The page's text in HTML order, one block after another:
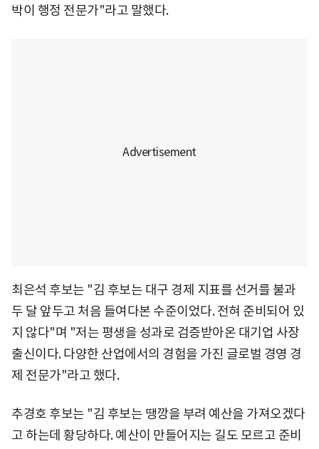
박이 행정 전문가"라고 말했다.
최은석 후보는 "김 후보는 대구 경제 지표를 선거를 불과
두 달 앞두고 처음 들여다본 수준이었다. 전혀 준비되어 있
지 않다"며 "저는 평생을 성과로 검증받아온 대기업 사장
출신이다. 다양한 산업에서의 경험을 가진 글로벌 경영 경
제 전문가"라고 했다.
추경호 후보는 "김 후보는 땡깡을 부려 예산을 가져오겠다
고 하는데 황당하다. 예산이 만들어지는 길도 모르고 준비